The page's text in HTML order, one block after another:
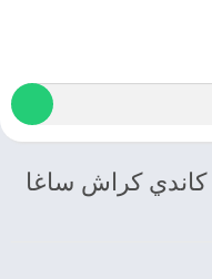
كاندي كراش ساغا